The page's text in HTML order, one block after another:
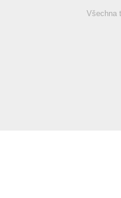
Všechna